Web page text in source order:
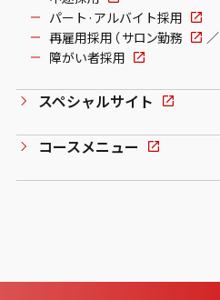
パート·アルバイト採用
再雇用採用（ サロン勤務 ／
障がい者採用
スペシャルサイト
コースメニュー